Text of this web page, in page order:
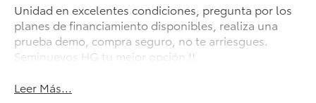
Unidad en excelentes condiciones, pregunta por los
planes de financiamiento disponibles, realiza una
prueba demo, compra seguro, no te arriesgues.
Seminuevos HG tu mejor opción !!
Leer Más...